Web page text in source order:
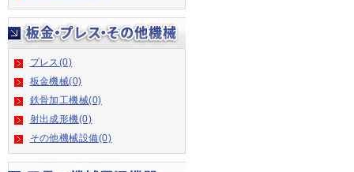
プレス(0)
板金機械(0)
鉄骨加工機械(0)
射出成形機(0)
その他機械設備(0)